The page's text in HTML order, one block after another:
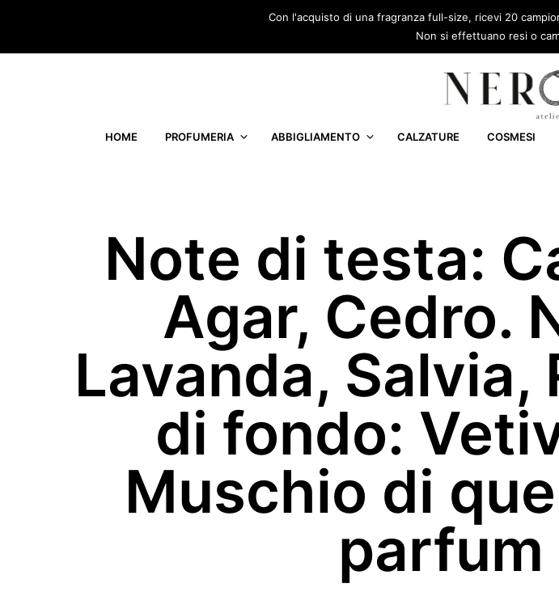
Con l'acquisto di una fragranza full-size, ricevi 20
Non si effettuano resi o
HOME PROFUMERIA ABBIGLIAMENTO CALZATURE COSMESI
Note di testa:
Agar, Cedro.
Lavanda, Salvia,
di fondo:
Muschio di
parfum